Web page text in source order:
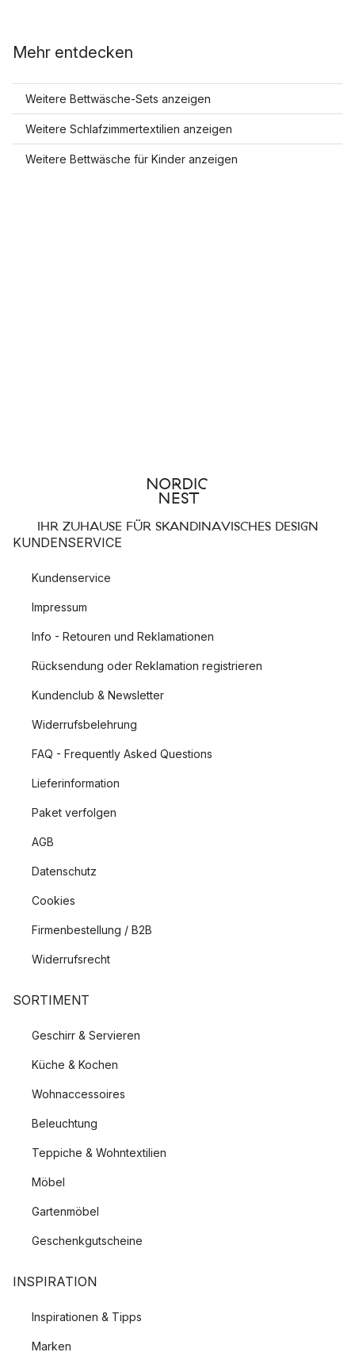
Mehr entdecken
Weitere Bettwäsche-Sets anzeigen
Weitere Schlafzimmertextilien anzeigen
Weitere Bettwäsche für Kinder anzeigen
IHR ZUHAUSE FÜR SKANDINAVISCHES DESIGN
KUNDENSERVICE
Kundenservice
Impressum
Info - Retouren und Reklamationen
Rücksendung oder Reklamation registrieren
Kundenclub & Newsletter
Widerrufsbelehrung
FAQ - Frequently Asked Questions
Lieferinformation
Paket verfolgen
AGB
Datenschutz
Cookies
Firmenbestellung / B2B
Widerrufsrecht
SORTIMENT
Geschirr & Servieren
Küche & Kochen
Wohnaccessoires
Beleuchtung
Teppiche & Wohntextilien
Möbel
Gartenmöbel
Geschenkgutscheine
INSPIRATION
Inspirationen & Tipps
Marken